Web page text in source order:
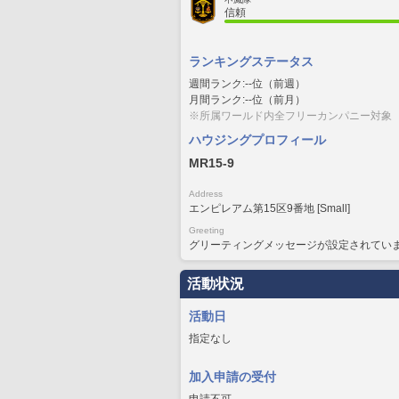
信頼
ランキングステータス
週間ランク:--位（前週）
月間ランク:--位（前月）
※所属ワールド内全フリーカンパニー対象
ハウジングプロフィール
MR15-9
Address
エンピレアム第15区9番地 [Small]
Greeting
グリーティングメッセージが設定されてい
活動状況
活動日
指定なし
加入申請の受付